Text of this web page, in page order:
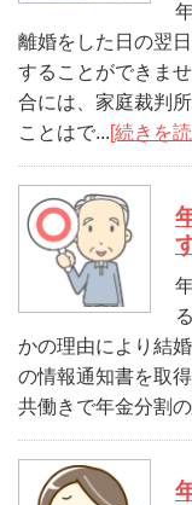
離婚をした日の翌
することができま
合には、家庭裁判
ことはで...[続きを
かの理由により結
の情報通知書を取
共働きで年金分割